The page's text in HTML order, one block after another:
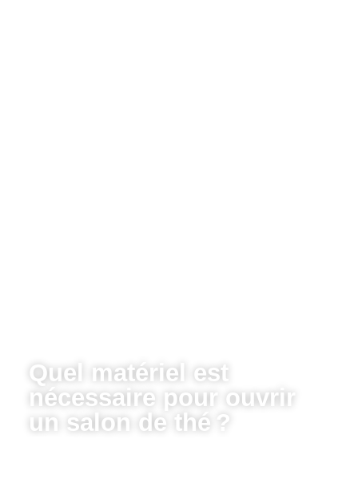
Quel matériel est
nécessaire pour ouvrir
un salon de thé ?